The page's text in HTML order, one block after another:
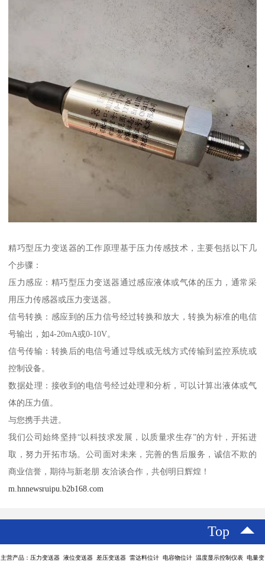
精巧型压力变送器的工作原理基于压力传感技术，主要包括以下几
个步骤：
压力感应：精巧型压力变送器通过感应液体或气体的压力，通常采
用压力传感器或压力变送器。
信号转换：感应到的压力信号经过转换和放大，转换为标准的电信
号输出，如4-20mA或0-10V。
信号传输：转换后的电信号通过导线或无线方式传输到监控系统或
控制设备。
数据处理：接收到的电信号经过处理和分析，可以计算出液体或气
体的压力值。
与您携手共进。
我们公司始终坚持“以科技求发展，以质量求生存”的方针，开拓进
取，努力开拓市场。公司面对未来，完善的售后服务，诚信不欺的
商业信誉，期待与新老朋 友洽谈合作，共创明日辉煌！
m.hnnewsruipu.b2b168.com
Top
主营产品：压力变送器 液位变送器 差压变送器 雷达料位计 电容物位计 温度显示控制仪表 电量变